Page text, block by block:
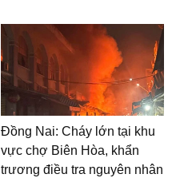
Đồng Nai: Cháy lớn tại khu
vực chợ Biên Hòa, khẩn
trương điều tra nguyên nhân